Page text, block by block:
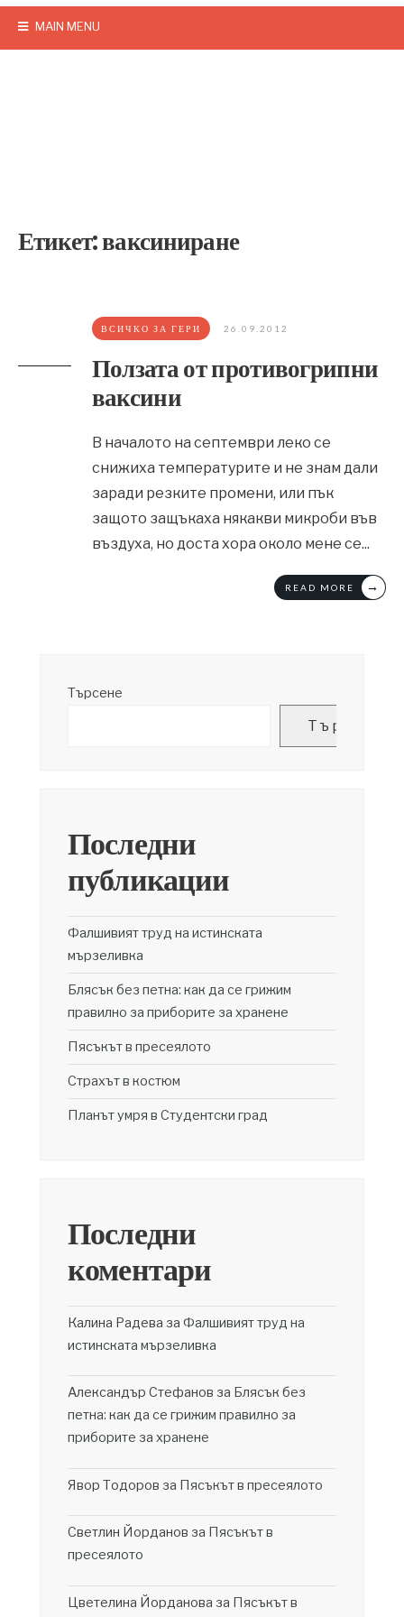
MAIN MENU
Етикет:ваксиниране
ВСИЧКО ЗА ГЕРИ 26.09.2012
Ползата от противогрипни
ваксини
В началото на септември леко се
снижиха температурите и не знам дали
заради резките промени, или пък
защото защъкаха някакви микроби във
въздуха, но доста хора около мене се...
READ MORE →
Търсене
Търсене
Последни
публикации
Фалшивият труд на истинската
мързеливка
Блясък без петна: как да се грижим
правилно за приборите за хранене
Пясъкът в пресеялото
Страхът в костюм
Планът умря в Студентски град
Последни
коментари
Калина Радева за Фалшивият труд на
истинската мързеливка
Александър Стефанов за Блясък без
петна: как да се грижим правилно за
приборите за хранене
Явор Тодоров за Пясъкът в пресеялото
Светлин Йорданов за Пясъкът в
пресеялото
Цветелина Йорданова за Пясъкът в